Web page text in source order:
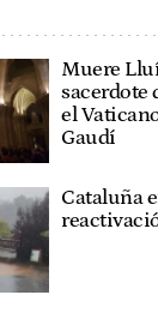
Muere
sacerdote
el
Gaudí
Cataluña